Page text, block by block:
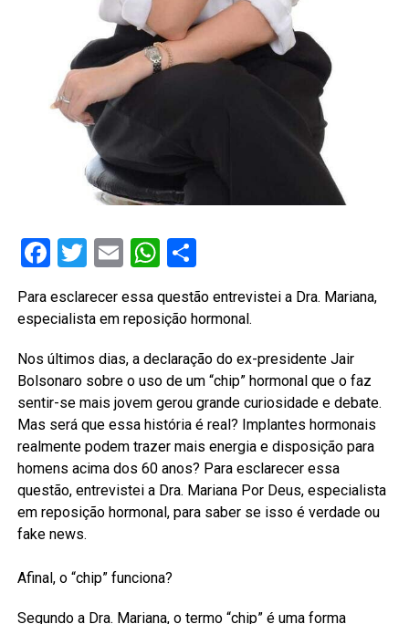
Facebook
Twitter
EmailWhatsApp
Share
Para esclarecer essa questão entrevistei a Dra. Mariana,
especialista em reposição hormonal.
Nos últimos dias, a declaração do ex-presidente Jair
Bolsonaro sobre o uso de um “chip” hormonal que o faz
sentir-se mais jovem gerou grande curiosidade e debate.
Mas será que essa história é real? Implantes hormonais
realmente podem trazer mais energia e disposição para
homens acima dos 60 anos? Para esclarecer essa
questão, entrevistei a Dra. Mariana Por Deus, especialista
em reposição hormonal, para saber se isso é verdade ou
fake news.
Afinal, o “chip” funciona?
Segundo a Dra. Mariana, o termo “chip” é uma forma